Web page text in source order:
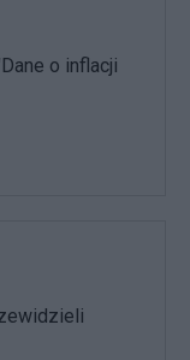
o inflacji